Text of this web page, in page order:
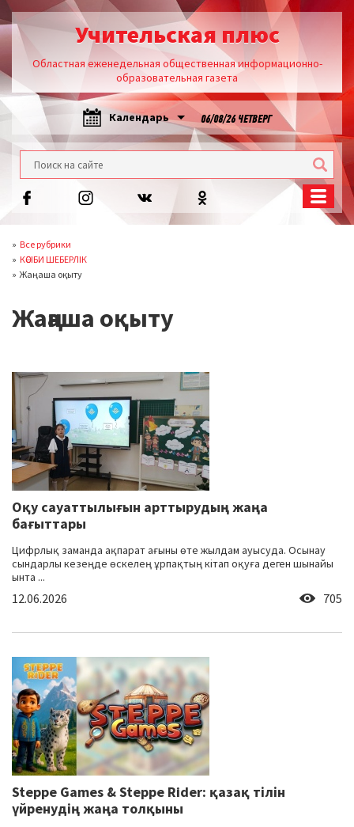
Учительская плюс
Областная еженедельная общественная информационно-
образовательная газета
Календарь 06/08/26 ЧЕТВЕРГ
Все рубрики
КӘСІБИ ШЕБЕРЛІК
Жаңаша оқыту
Жаңаша оқыту
Оқу сауаттылығын арттырудың жаңа
бағыттары
Цифрлық заманда ақпарат ағыны өте жылдам ауысуда. Осынау
сындарлы кезеңде өскелең ұрпақтың кітап оқуға деген шынайы
ынта ...
12.06.2026 705
Steppe Games & Steppe Rider: қазақ тілін
үйренудің жаңа толқыны